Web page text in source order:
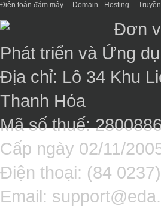
Điện toán đám mây Domain - Hosting
Đơn
Phát triển và Ứng
Địa chỉ: Lô 34 Khu
Thanh Hóa
Mã số thuế:
Cấp ngày 02/11/
Điện thoại: (84
Email: